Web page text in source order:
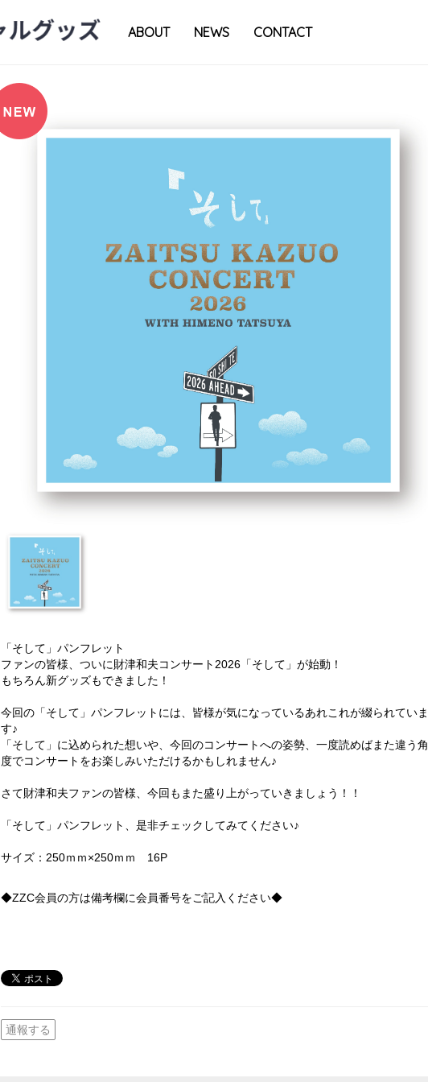
ABOUT NEWS CONTACT
「そして」パンフレット
ファンの皆様、ついに財津和夫コンサート2026「そして」が始動！
もちろん新グッズもできました！
今回の「そして」パンフレットには、皆様が気になっているあれこれが綴られていま
す♪
「そして」に込められた想いや、今回のコンサートへの姿勢、一度読めばまた違う角
度でコンサートをお楽しみいただけるかもしれません♪
さて財津和夫ファンの皆様、今回もまた盛り上がっていきましょう！！
「そして」パンフレット、是非チェックしてみてください♪
サイズ：250ｍｍ×250ｍｍ 16P
◆ZZC会員の方は備考欄に会員番号をご記入ください◆
通報する